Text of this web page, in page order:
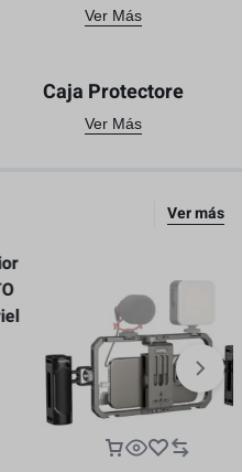
Ver Más
Caja Protectore
Ver Más
Ver más